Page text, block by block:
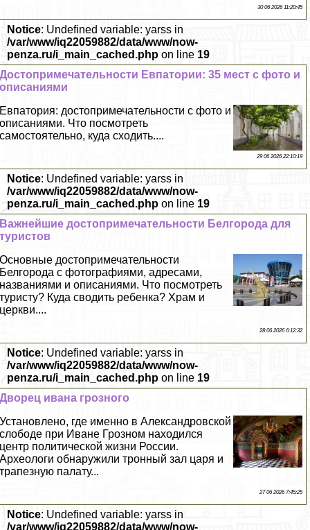
30 06 2026 11:20:45
Notice: Undefined variable: yarss in
/var/www/iq22059882/data/www/now-
penza.ru/i_main_cached.php on line 19
Достопримечательности Евпатории: 35 мест с фото и
описаниями
Евпатория: достопримечательности с фото и
описаниями. Что посмотреть
самостоятельно, куда сходить....
29 06 2026 22:10:19
Notice: Undefined variable: yarss in
/var/www/iq22059882/data/www/now-
penza.ru/i_main_cached.php on line 19
Важнейшие достопримечательности Белгорода для
туристов
Основные достопримечательности
Белгорода с фотографиями, адресами,
названиями и описаниями. Что посмотреть
туристу? Куда сводить ребенка? Храм и
церкви....
28 06 2026 6:12:32
Notice: Undefined variable: yarss in
/var/www/iq22059882/data/www/now-
penza.ru/i_main_cached.php on line 19
Дворец ивана грозного
Установлено, где именно в Александровской
слободе при Иване Грозном находился
центр политической жизни России.
Археологи обнаружили тронный зал царя и
трапезную палату...
27 06 2026 7:45:25
Notice: Undefined variable: yarss in
/var/www/iq22059882/data/www/now-